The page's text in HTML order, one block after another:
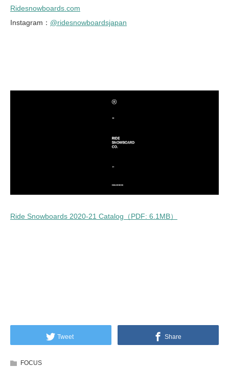
Ridesnowboards.com
Instagram： @ridesnowboardsjapan
Ride Snowboards 2020-21 Catalog（PDF: 6.1MB）
Tweet Share
FOCUS